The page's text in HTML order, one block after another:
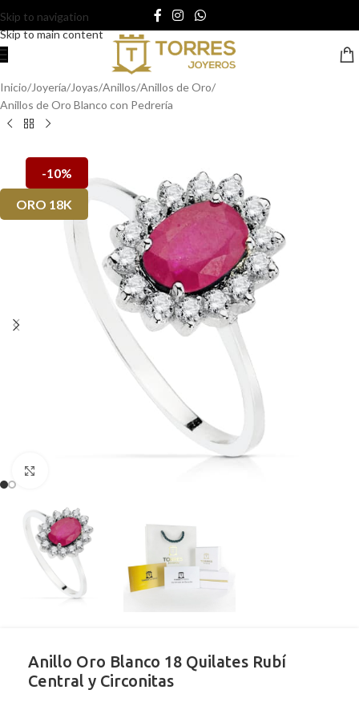
Skip to navigation
Skip to main content
Inicio/Joyería/Joyas/Anillos/Anillos de Oro/
Anillos de Oro Blanco con Pedrería
-10%
ORO 18K
Anillo Oro Blanco 18 Quilates Rubí
Central y Circonitas